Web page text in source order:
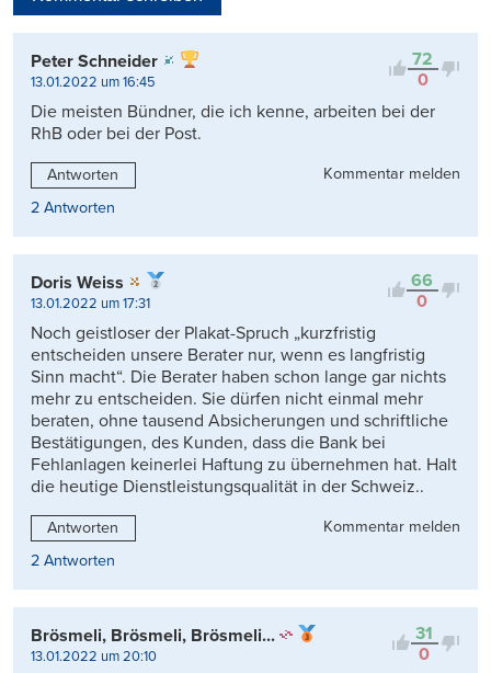
Kontrovers
72
0
Peter Schneider
13.01.2022 um 16:45
Die meisten Bündner, die ich kenne, arbeiten bei der
RhB oder bei der Post.
Antworten
Kommentar melden
2 Antworten
66
0
Doris Weiss
13.01.2022 um 17:31
Noch geistloser der Plakat-Spruch „kurzfristig
entscheiden unsere Berater nur, wenn es langfristig
Sinn macht“. Die Berater haben schon lange gar nichts
mehr zu entscheiden. Sie dürfen nicht einmal mehr
beraten, ohne tausend Absicherungen und schriftliche
Bestätigungen, des Kunden, dass die Bank bei
Fehlanlagen keinerlei Haftung zu übernehmen hat. Halt
die heutige Dienstleistungsqualität in der Schweiz..
Antworten
Kommentar melden
2 Antworten
31
0
Brösmeli, Brösmeli, Brösmeli...
13.01.2022 um 20:10